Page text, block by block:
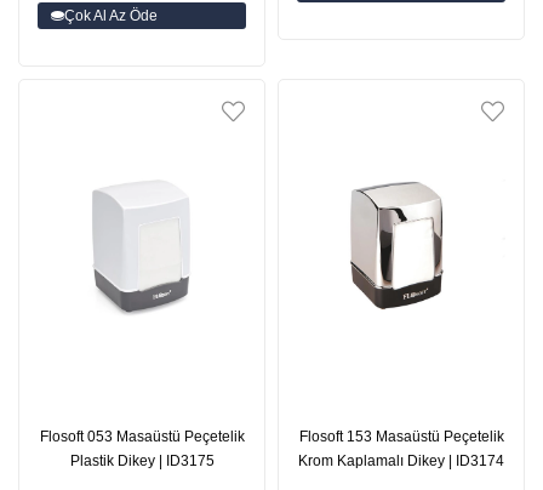
Çok Al Az Öde
Flosoft 053 Masaüstü Peçetelik
Plastik Dikey | ID3175
Flosoft 153 Masaüstü Peçetelik
Krom Kaplamalı Dikey | ID3174